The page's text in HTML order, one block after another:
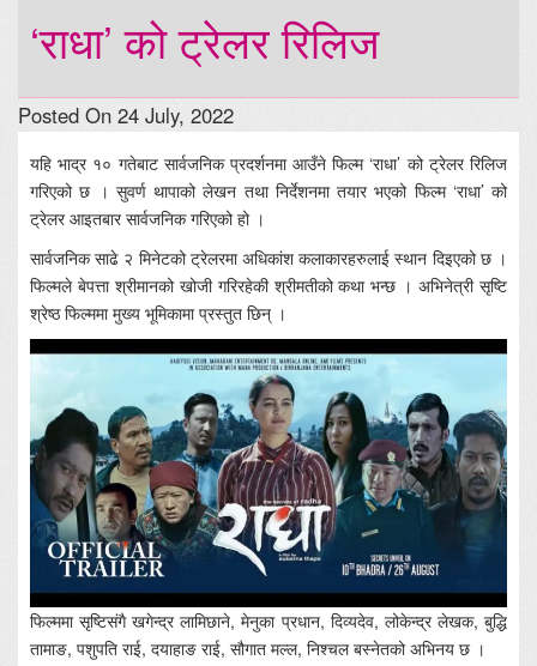
‘राधा’ को ट्रेलर रिलिज
Posted On 24 July, 2022
यहि भाद्र १० गतेबाट सार्वजनिक प्रदर्शनमा आउँने फिल्म ‘राधा’ को ट्रेलर रिलिज
गरिएको छ । सुवर्ण थापाको लेखन तथा निर्देशनमा तयार भएको फिल्म ‘राधा’ को
ट्रेलर आइतबार सार्वजनिक गरिएको हो ।
सार्वजनिक साढे २ मिनेटको ट्रेलरमा अधिकांश कलाकारहरुलाई स्थान दिइएको छ ।
फिल्मले बेपत्ता श्रीमानको खोजी गरिरहेकी श्रीमतीको कथा भन्छ । अभिनेत्री सृष्टि
श्रेष्ठ फिल्ममा मुख्य भूमिकामा प्रस्तुत छिन् ।
फिल्ममा सृष्टिसंगै खगेन्द्र लामिछाने, मेनुका प्रधान, दिव्यदेव, लोकेन्द्र लेखक, बुद्धि
तामाङ, पशुपति राई, दयाहाङ राई, सौगात मल्ल, निश्चल बस्नेतको अभिनय छ ।